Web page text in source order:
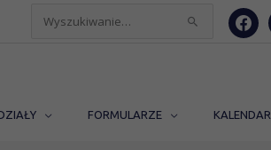
Szukaj
FORMULARZE